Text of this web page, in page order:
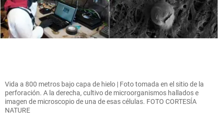
Vida a 800 metros bajo capa de hielo | Foto tomada en el sitio de la
perforación. A la derecha, cultivo de microorganismos hallados e
imagen de microscopio de una de esas células. FOTO CORTESÍA
NATURE